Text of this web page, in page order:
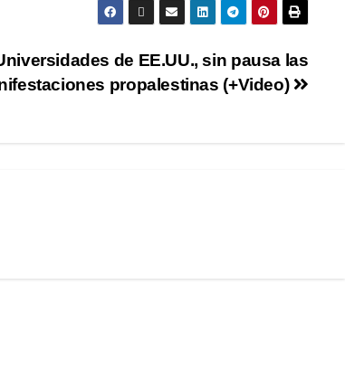
de EE.UU., sin pausa las
propalestinas (+Video)